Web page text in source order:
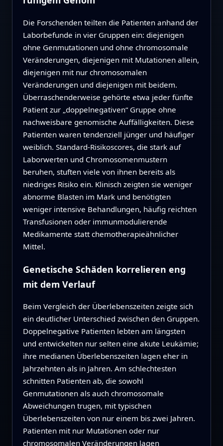
Die Forschenden teilten die Patienten anhand der
Laborbefunde in vier Gruppen ein: diejenigen
ohne Genmutationen und ohne chromosomale
Veränderungen, diejenigen mit Mutationen allein,
diejenigen mit nur chromosomalen
Veränderungen und diejenigen mit beidem.
Überraschenderweise gehörte etwa jeder fünfte
Patient zur „doppelnegativen“ Gruppe ohne
nachweisbare genomische Auffälligkeiten. Diese
Patienten waren tendenziell jünger und häufiger
weiblich. Standard-Risikoscores, die stark auf
Laborwerten und Chromosomenmustern
beruhen, stuften viele von ihnen bereits als
niedriges Risiko ein. Klinisch zeigten sie weniger
abnorme Blasten im Mark und benötigten
weniger intensive Behandlungen, häufig reichten
Transfusionen oder immunmodulierende
Medikamente statt chemotherapieähnlicher
Mittel.
Genetische Schäden korrelieren eng
mit dem Verlauf
Beim Vergleich der Überlebenszeiten zeigte sich
ein deutlicher Unterschied zwischen den Gruppen.
Doppelnegative Patienten lebten am längsten
und entwickelten nur selten eine akute Leukämie;
ihre medianen Überlebenszeiten lagen eher in
Jahrzehnten als in Jahren. Am schlechtesten
schnitten Patienten ab, die sowohl
Genmutationen als auch chromosomale
Abweichungen trugen, mit typischen
Überlebenszeiten von nur einem bis zwei Jahren.
Patienten mit nur Mutationen oder nur
chromosomalen Veränderungen lagen